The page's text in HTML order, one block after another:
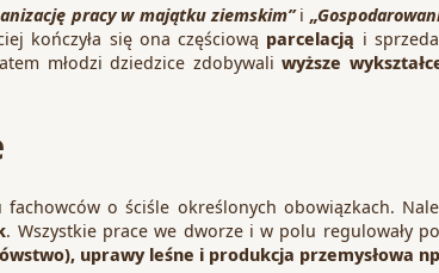
pracy w majątku ziemskim”i
kończyła się ona częściową parcelacją i
młodzi dziedzice zdobywaliwyższe
fachowców o ściśle określonych obowiązkach.
. Wszystkie prace we dworze i w polu regulowały
uprawy leśne i produkcja przemysłowa